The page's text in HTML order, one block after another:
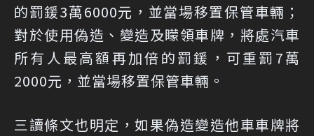
的罰鍰3萬6000元，並當場移置保管車輛；
對於使用偽造、變造及矇領車牌，將處汽車
所有人最高額再加倍的罰鍰，可重罰7萬
2000元，並當場移置保管車輛。
三讀條文也明定，如果偽造變造他車車牌將